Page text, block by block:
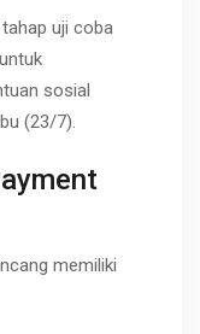
uji coba
sosial
(23/7).
memiliki